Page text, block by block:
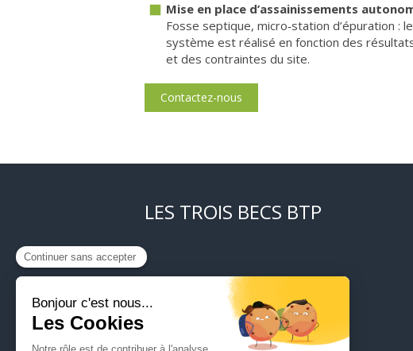
Mise en place d’assainissements
Fosse septique, micro‑station d’épuration :
système est réalisé en fonction des
et des contraintes du site.
Contactez-nous
LES TROIS BECS BTP